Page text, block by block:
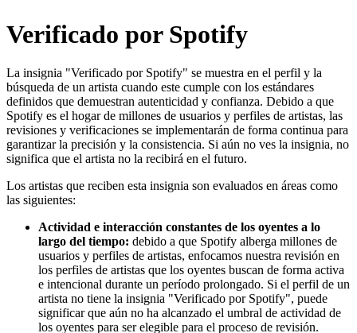
Verificado por Spotify
La insignia "Verificado por Spotify" se muestra en el perfil y la
búsqueda de un artista cuando este cumple con los estándares
definidos que demuestran autenticidad y confianza. Debido a que
Spotify es el hogar de millones de usuarios y perfiles de artistas, las
revisiones y verificaciones se implementarán de forma continua para
garantizar la precisión y la consistencia. Si aún no ves la insignia, no
significa que el artista no la recibirá en el futuro.
Los artistas que reciben esta insignia son evaluados en áreas como
las siguientes:
Actividad e interacción constantes de los oyentes a lo
largo del tiempo: debido a que Spotify alberga millones de
usuarios y perfiles de artistas, enfocamos nuestra revisión en
los perfiles de artistas que los oyentes buscan de forma activa
e intencional durante un período prolongado. Si el perfil de un
artista no tiene la insignia "Verificado por Spotify", puede
significar que aún no ha alcanzado el umbral de actividad de
los oyentes para ser elegible para el proceso de revisión.